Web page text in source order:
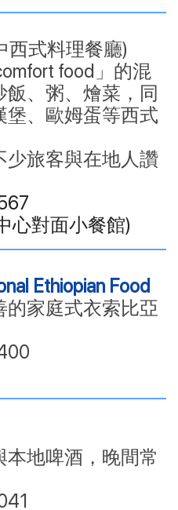
西式料理餐廳)
food」的混
、粥、燴菜，同
堡、歐姆蛋等西式
少旅客與在地人讚
心對面小餐館)
Ethiopian Food
家庭式衣索比亞
地啤酒，晚間常